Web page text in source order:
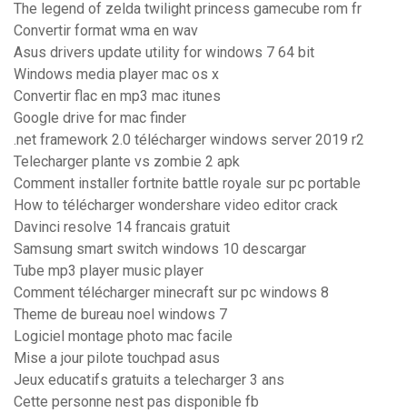
The legend of zelda twilight princess gamecube rom fr
Convertir format wma en wav
Asus drivers update utility for windows 7 64 bit
Windows media player mac os x
Convertir flac en mp3 mac itunes
Google drive for mac finder
.net framework 2.0 télécharger windows server 2019 r2
Telecharger plante vs zombie 2 apk
Comment installer fortnite battle royale sur pc portable
How to télécharger wondershare video editor crack
Davinci resolve 14 francais gratuit
Samsung smart switch windows 10 descargar
Tube mp3 player music player
Comment télécharger minecraft sur pc windows 8
Theme de bureau noel windows 7
Logiciel montage photo mac facile
Mise a jour pilote touchpad asus
Jeux educatifs gratuits a telecharger 3 ans
Cette personne nest pas disponible fb